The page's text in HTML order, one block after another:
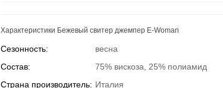
Характеристики Бежевый свитер джемпер E-Woman
Сезонность:
весна
Состав:
75% вискоза, 25% полиамид
Страна производитель: Италия